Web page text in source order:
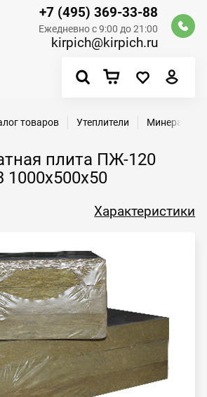
+7 (495) 369-33-88
Ежедневно с 9:00 до 21:00
kirpich@kirpich.ru
плита ПЖ-120
1000х500х50
товаров Утеплители
Характеристики